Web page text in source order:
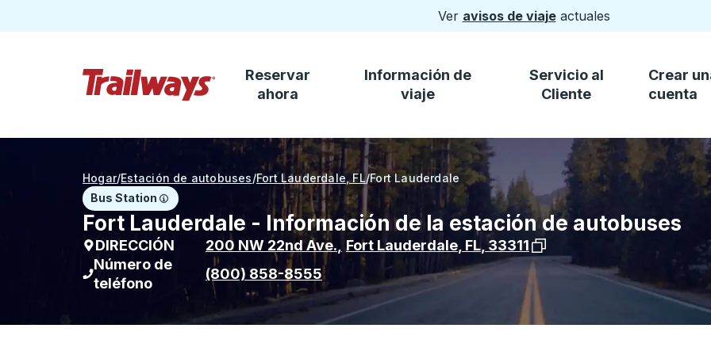
Ver avisos de viajeactuales
Saltar al contenido principal
Reservar
ahora
Información de
viaje
Servicio al
Cliente
Crear
cuenta
Hogar/Estación de autobuses/Fort Lauderdale, FL/Fort Lauderdale
Bus Station
Fort Lauderdale - Información de la estación de autobuses
DIRECCIÓN 200 NW 22nd Ave. Fort Lauderdale FL ,33311 Ver la ubicación de la parada
Número de
teléfono
(800) 858-8555